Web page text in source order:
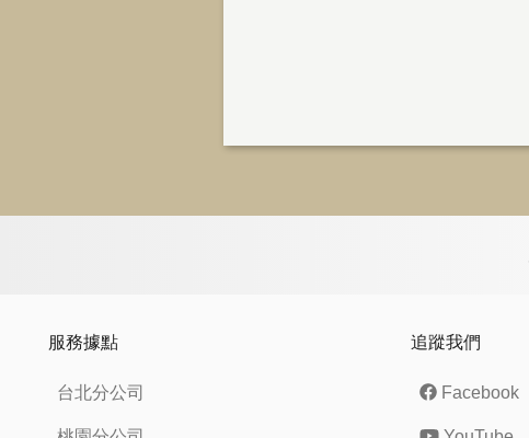
服務據點
台北分公司
追蹤我們
Facebook